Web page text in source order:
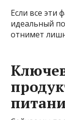
Если все эти
идеальный
отнимет